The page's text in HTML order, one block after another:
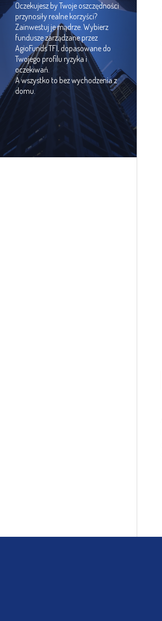
Oczekujesz by Twoje oszczędności
przynosiły realne korzyści?
Zainwestuj je mądrze. Wybierz
fundusze zarządzane przez
AgioFunds TFI, dopasowane do
Twojego profilu ryzyka i
oczekiwań.
A wszystko to bez wychodzenia z
domu.